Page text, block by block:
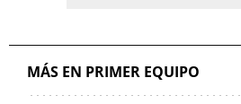
MÁS EN PRIMER EQUIPO